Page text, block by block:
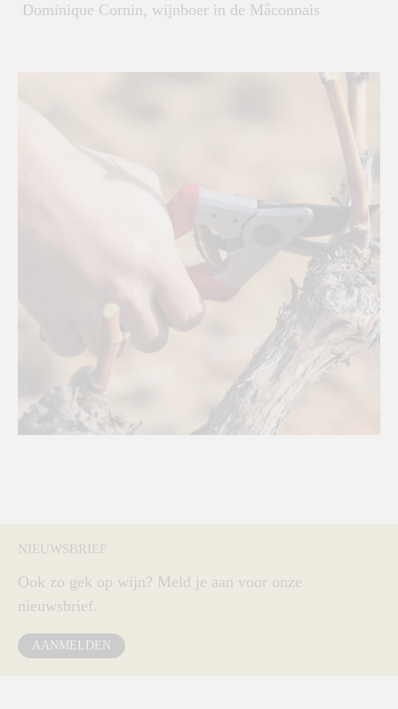
Dominique Cornin, wijnboer in de Mâconnais
NIEUWSBRIEF
Ook zo gek op wijn? Meld je aan voor onze
nieuwsbrief.
AANMELDEN